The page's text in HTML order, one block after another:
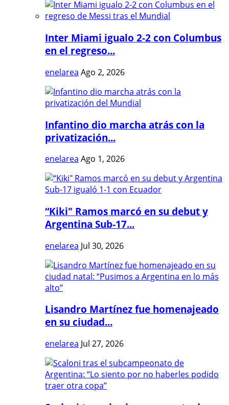
Inter Miami igualo 2-2 con Columbus
en el regreso...
enelarea Ago 2, 2026
Infantino dio marcha atrás con la
privatización...
enelarea Ago 1, 2026
“Kiki" Ramos marcó en su debut y
Argentina Sub-17...
enelarea Jul 30, 2026
Lisandro Martínez fue homenajeado
en su ciudad...
enelarea Jul 27, 2026